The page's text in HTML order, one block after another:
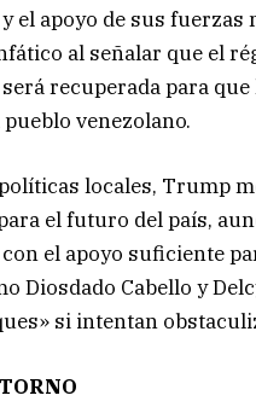
el apoyo de sus
al señalar que el
recuperada para
venezolano.
locales, Trump
el futuro del país,
el apoyo suficiente
Diosdado Cabello y
si intentan